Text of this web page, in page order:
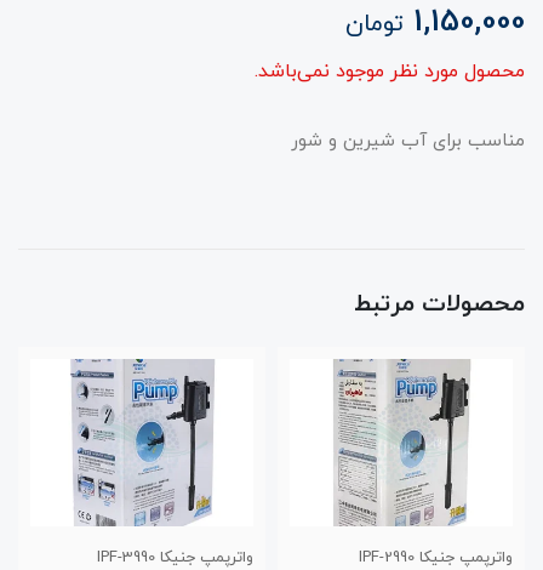
1,150,000 تومان
محصول مورد نظر موجود نمی‌باشد.
مناسب برای آب شیرین و شور
محصولات مرتبط
واترپمپ جنیکا IPF-3990 واترپمپ جنیکا IPF-4990